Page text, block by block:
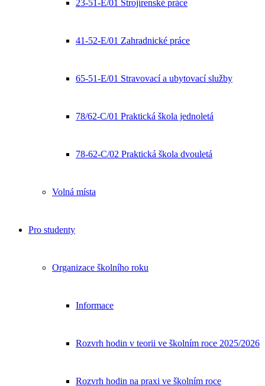
23-51-E/01 Strojírenské práce
41-52-E/01 Zahradnické práce
65-51-E/01 Stravovací a ubytovací služby
78/62-C/01 Praktická škola jednoletá
78-62-C/02 Praktická škola dvouletá
Volná místa
Pro studenty
Organizace školního roku
Informace
Rozvrh hodin v teorii ve školním roce 2025/2026
Rozvrh hodin na praxi ve školním roce